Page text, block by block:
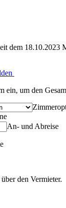
dem 18.10.2023
ein, um den
An- und Abreise
den Vermieter.